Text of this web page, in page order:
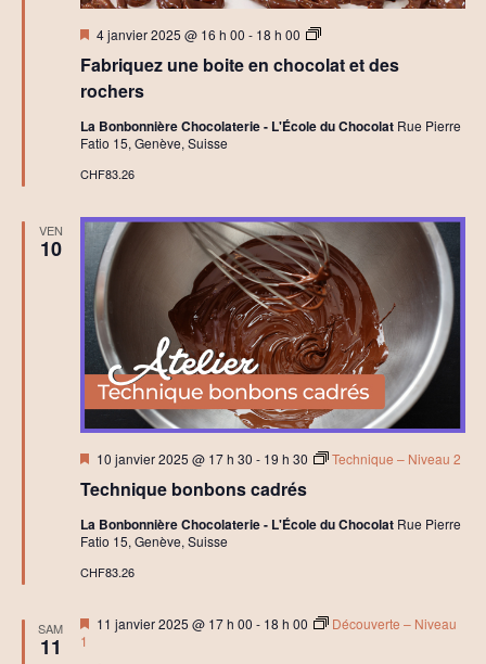
Fabriquez une boite en chocolat et des
rochers
Mis
avant
4 janvier 2025 @ 16 h 00 - 18 h 00
A
e
e
r
t
e
C
h
o
c
o
l
a
t
e
t
R
o
c
r
La Bonbonnière Chocolaterie - L'École du Chocolat Rue Pierre
Fatio 15, Genève, Suisse
CHF83.26
VEN
10
Technique bonbons cadrés
Mis
avant
10 janvier 2025 @ 17 h 30 - 19 h 30 Technique – Niveau 2
La Bonbonnière Chocolaterie - L'École du Chocolat Rue Pierre
Fatio 15, Genève, Suisse
CHF83.26
SAM
11
Mis
11 janvier 2025 @ 17 h 00 - 18 h 00
Découverte – Niveau
1